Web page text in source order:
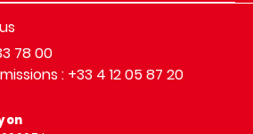
78 00
: +33 4 12 05 87 20